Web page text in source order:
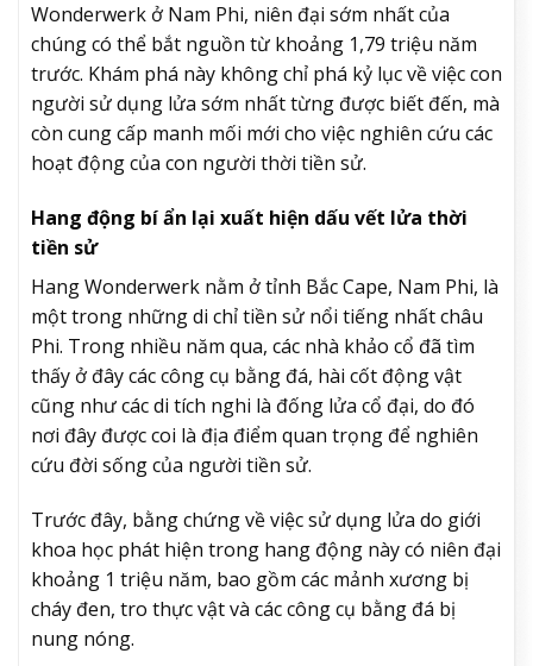
Wonderwerk ở Nam Phi, niên đại sớm nhất của
chúng có thể bắt nguồn từ khoảng 1,79 triệu năm
trước. Khám phá này không chỉ phá kỷ lục về việc con
người sử dụng lửa sớm nhất từng được biết đến, mà
còn cung cấp manh mối mới cho việc nghiên cứu các
hoạt động của con người thời tiền sử.
Hang động bí ẩn lại xuất hiện dấu vết lửa thời
tiền sử
Hang Wonderwerk nằm ở tỉnh Bắc Cape, Nam Phi, là
một trong những di chỉ tiền sử nổi tiếng nhất châu
Phi. Trong nhiều năm qua, các nhà khảo cổ đã tìm
thấy ở đây các công cụ bằng đá, hài cốt động vật
cũng như các di tích nghi là đống lửa cổ đại, do đó
nơi đây được coi là địa điểm quan trọng để nghiên
cứu đời sống của người tiền sử.
Trước đây, bằng chứng về việc sử dụng lửa do giới
khoa học phát hiện trong hang động này có niên đại
khoảng 1 triệu năm, bao gồm các mảnh xương bị
cháy đen, tro thực vật và các công cụ bằng đá bị
nung nóng.